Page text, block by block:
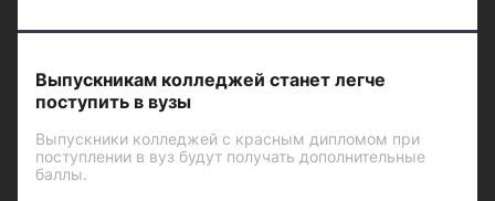
Выпускникам колледжей станет легче
поступить в вузы
Выпускники колледжей с красным дипломом при
поступлении в вуз будут получать дополнительные
баллы.